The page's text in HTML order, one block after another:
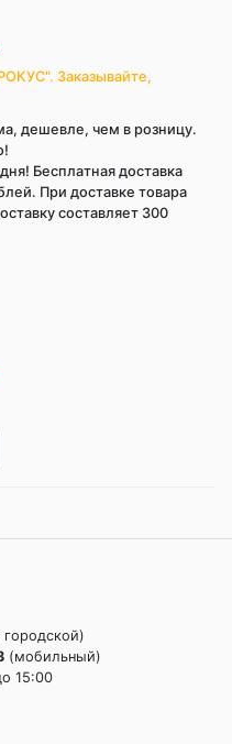
Заказывайте,
дешевле, чем в розницу.
Бесплатная доставка
При доставке товара
составляет 300
(мобильный)
15:00